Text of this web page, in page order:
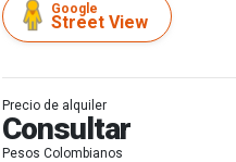
Google
Street View
Precio de alquiler
Consultar
Pesos Colombianos